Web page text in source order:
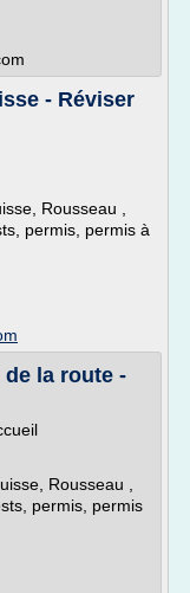
- Réviser
Rousseau ,
permis, permis à
la route -
Rousseau ,
permis, permis